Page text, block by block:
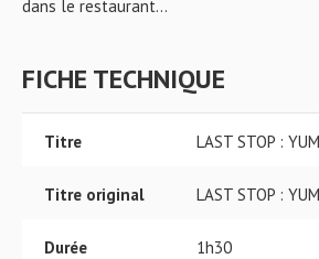
dans le restaurant…
FICHE TECHNIQUE
Titre LAST STOP :
Titre original LAST STOP :
Durée 1h30